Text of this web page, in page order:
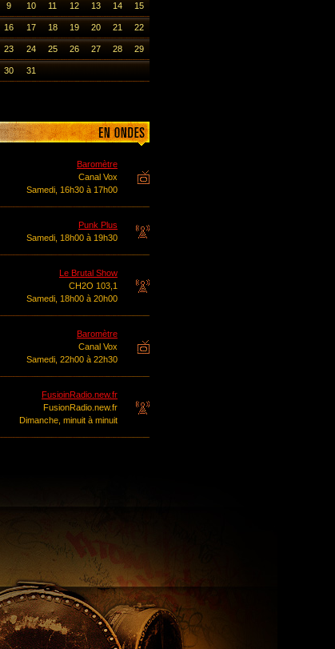
9 10 11 12 13 14 15
16 17 18 19 20 21 22
23 24 25 26 27 28 29
30 31
Baromètre
Canal Vox
Samedi, 16h30 à 17h00
Punk Plus
Samedi, 18h00 à 19h30
Le Brutal Show
CH2O 103,1
Samedi, 18h00 à 20h00
Baromètre
Canal Vox
Samedi, 22h00 à 22h30
FusioinRadio.new.fr
FusionRadio.new.fr
Dimanche, minuit à minuit